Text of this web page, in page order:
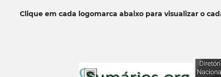
Clique em cada logomarca abaixo para visualizar o